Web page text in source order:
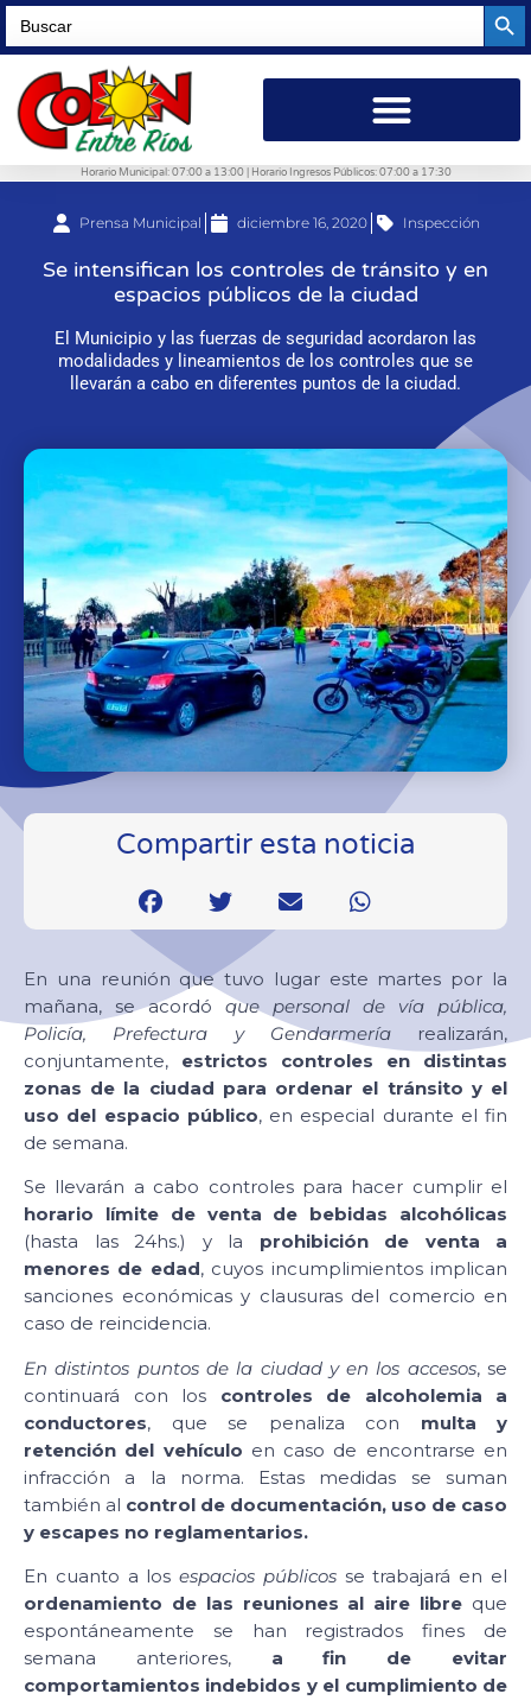
Search
for:
Horario Municipal: 07:00 a 13:00 | Horario Ingresos Públicos: 07:00 a 17:30
Prensa Municipal diciembre 16, 2020 Inspección
Se intensifican los controles de tránsito y en
espacios públicos de la ciudad
El Municipio y las fuerzas de seguridad acordaron las
modalidades y lineamientos de los controles que se
llevarán a cabo en diferentes puntos de la ciudad.
Compartir esta noticia
En una reunión que tuvo lugar este martes por la
mañana, se acordó que personal de vía pública,
Policía, Prefectura y Gendarmeríarealizarán,
conjuntamente, estrictos controles en distintas
zonas de la ciudad para ordenar el tránsito y el
uso del espacio público, en especial durante el fin
de semana.
Se llevarán a cabo controles para hacer cumplir el
horario límite de venta de bebidas alcohólicas
(hasta las 24hs.) y la prohibición de venta a
menores de edad, cuyos incumplimientos implican
sanciones económicas y clausuras del comercio en
caso de reincidencia.
En distintos puntos de la ciudad y en los accesos, se
continuará con los controles de alcoholemia a
conductores, que se penaliza con multa y
retención del vehículo en caso de encontrarse en
infracción a la norma. Estas medidas se suman
también al control de documentación, uso de caso
y escapes no reglamentarios.
En cuanto a losespacios públicosse trabajará en el
ordenamiento de las reuniones al aire libre que
espontáneamente se han registrados fines de
semana anteriores, a fin de evitar
comportamientos indebidos y el cumplimiento de